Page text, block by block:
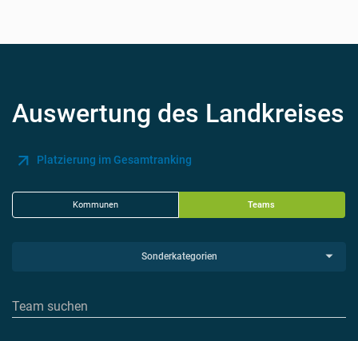
Auswertung des Landkreises
Platzierung im Gesamtranking
Kommunen Teams
Sonderkategorien